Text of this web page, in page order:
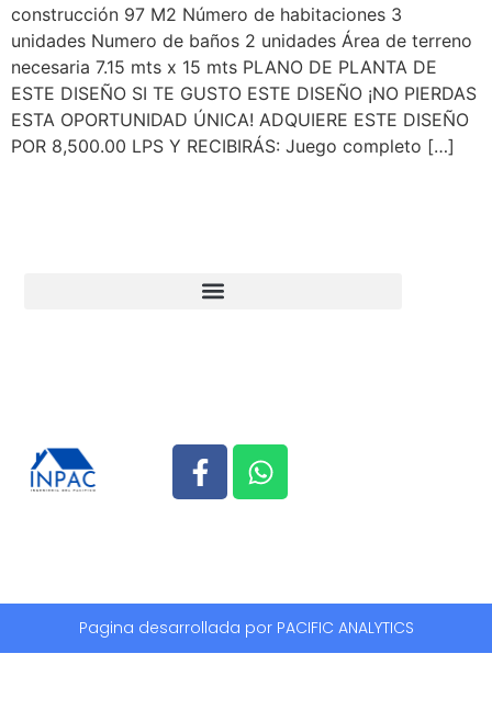
construcción 97 M2 Número de habitaciones 3
unidades Numero de baños 2 unidades Área de terreno
necesaria 7.15 mts x 15 mts PLANO DE PLANTA DE
ESTE DISEÑO SI TE GUSTO ESTE DISEÑO ¡NO PIERDAS
ESTA OPORTUNIDAD ÚNICA! ADQUIERE ESTE DISEÑO
POR 8,500.00 LPS Y RECIBIRÁS: Juego completo […]
Pagina desarrollada por PACIFIC ANALYTICS